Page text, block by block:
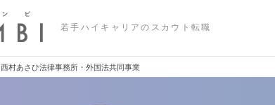
若手ハイキャリアのスカウト転職
西村あさひ法律事務所・外国法共同事業